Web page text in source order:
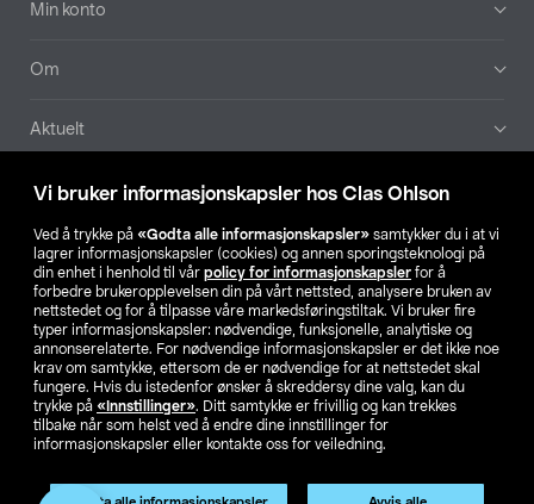
Vi bruker informasjonskapsler hos Clas Ohlson
Ved å trykke på «Godta alle informasjonskapsler» samtykker du i at vi
lagrer informasjonskapsler (cookies) og annen sporingsteknologi på
din enhet i henhold til vår policy for informasjonskapsler for å
forbedre brukeropplevelsen din på vårt nettsted, analysere bruken av
nettstedet og for å tilpasse våre markedsføringstiltak. Vi bruker fire
typer informasjonskapsler: nødvendige, funksjonelle, analytiske og
annonserelaterte. For nødvendige informasjonskapsler er det ikke noe
krav om samtykke, ettersom de er nødvendige for at nettstedet skal
fungere. Hvis du istedenfor ønsker å skreddersy dine valg, kan du
trykke på «Innstillinger». Ditt samtykke er frivillig og kan trekkes
tilbake når som helst ved å endre dine innstillinger for
informasjonskapsler eller kontakte oss for veiledning.
Produktet har utgått
Min konto
Om
Aktuelt
Våre selskaper
Finn din butikk
SE NO FI
Endre til priser ekskl. moms